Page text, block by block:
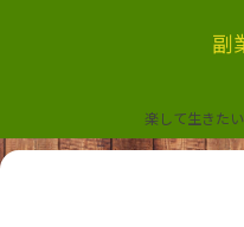
副
楽して生きた